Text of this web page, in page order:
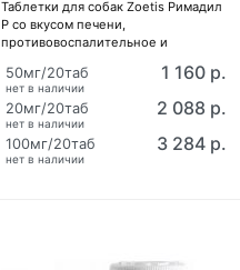
Таблетки для собак Zoetis Римадил
P со вкусом печени,
противовоспалительное и
нет в наличии
50мг/20таб 1 160 р.
нет в наличии
20мг/20таб 2 088 р.
нет в наличии
100мг/20таб 3 284 р.